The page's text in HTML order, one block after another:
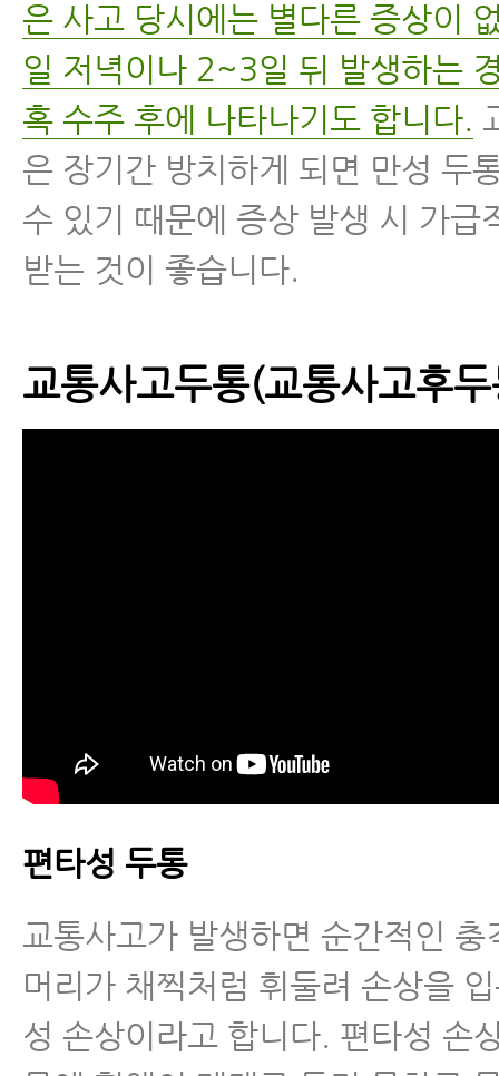
은 사고 당시에는 별다른 증상이
일 저녁이나 2~3일 뒤 발생하는
혹 수주 후에 나타나기도 합니다.
은 장기간 방치하게 되면 만성 두
수 있기 때문에 증상 발생 시 가급
받는 것이 좋습니다.
교통사고두통(교통사고후
편타성 두통
교통사고가 발생하면 순간적인 충
머리가 채찍처럼 휘둘려 손상을
성 손상이라고 합니다. 편타성 손